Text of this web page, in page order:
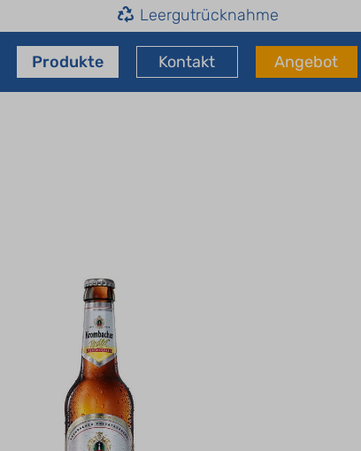
Leergutrücknahme
Produkte Kontakt Angebot